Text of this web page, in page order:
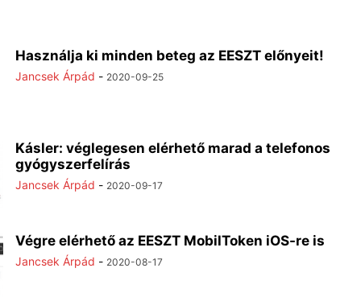
Használja ki minden beteg az EESZT előnyeit!
Jancsek Árpád - 2020-09-25
Kásler: véglegesen elérhető marad a telefonos
gyógyszerfelírás
Jancsek Árpád - 2020-09-17
Végre elérhető az EESZT MobilToken iOS-re is
Jancsek Árpád - 2020-08-17